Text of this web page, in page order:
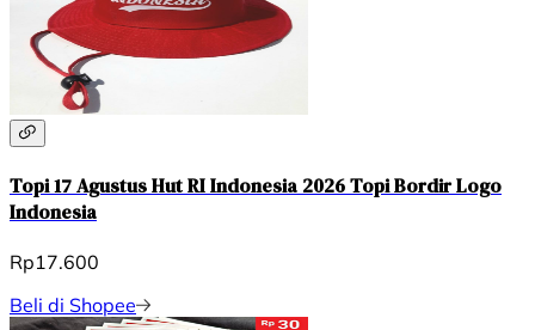
Topi 17 Agustus Hut RI Indonesia 2026 Topi Bordir Logo
Indonesia
Rp17.600
Beli di Shopee